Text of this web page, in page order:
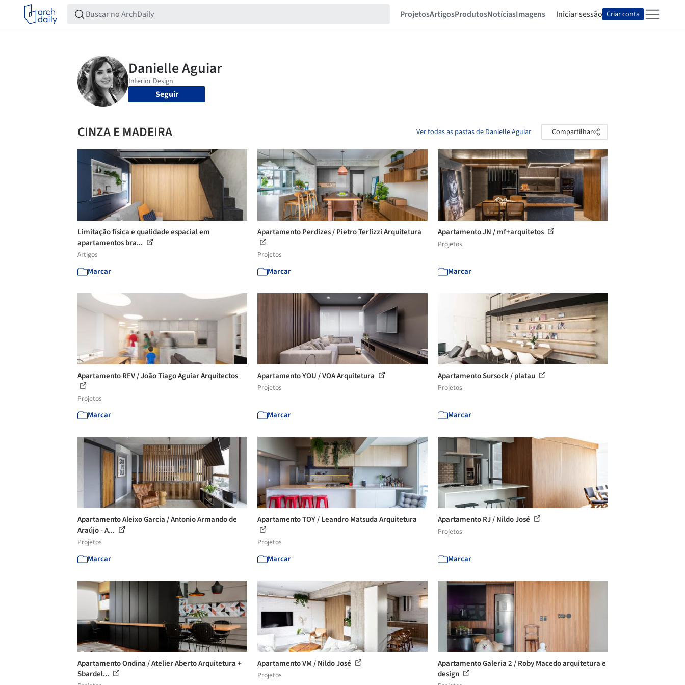
ProjetosArtigosProdutosNotíciasImagens Iniciar sessão Criar conta
Seguir
CINZA E MADEIRA Ver todas as pastas de Danielle Aguiar Compartilhar
Limitação física e qualidade espacial em
apartamentos bra...
Artigos
Marcar
Apartamento Perdizes / Pietro Terlizzi Arquitetura
Projetos
Marcar
Apartamento JN / mf+arquitetos
Projetos
Marcar
Apartamento RFV / João Tiago Aguiar Arquitectos
Projetos
Marcar
Apartamento YOU / VOA Arquitetura
Projetos
Marcar
Apartamento Sursock / platau
Projetos
Marcar
Apartamento Aleixo Garcia / Antonio Armando de
Araújo - A...
Projetos
Marcar
Apartamento TOY / Leandro Matsuda Arquitetura
Projetos
Marcar
Apartamento RJ / Nildo José
Projetos
Marcar
Apartamento Ondina / Atelier Aberto Arquitetura +
Sbardel...
Apartamento VM / Nildo José
Projetos
Apartamento Galeria 2 / Roby Macedo arquitetura e
design